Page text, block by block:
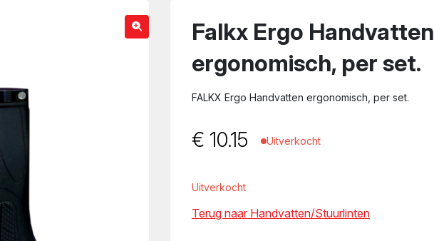
Falkx Ergo Handvatten
ergonomisch, per set.
FALKX Ergo Handvatten ergonomisch, per set.
€ 10.15 Uitverkocht
Uitverkocht
Terug naar Handvatten/Stuurlinten